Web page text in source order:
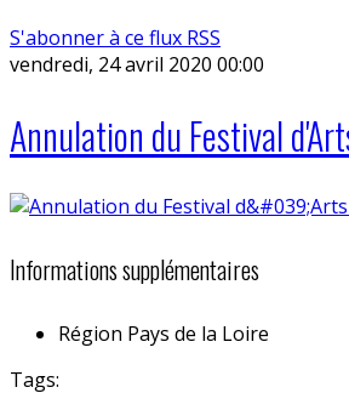
S'abonner à ce flux RSS
vendredi, 24 avril 2020 00:00
Annulation du Festival
Informations supplémentaires
Région Pays de la Loire
Tags: